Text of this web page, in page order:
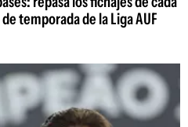
temporada de la Liga AUF